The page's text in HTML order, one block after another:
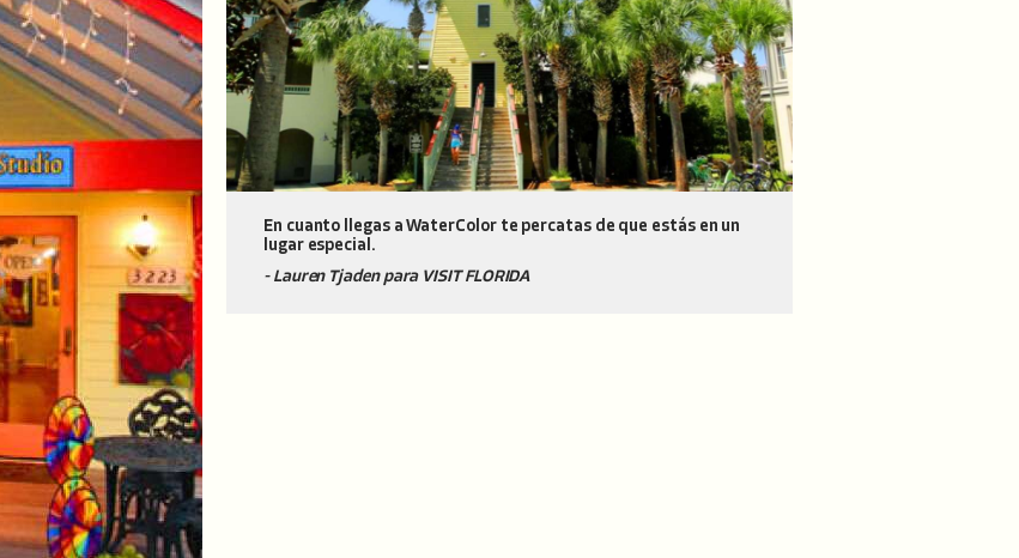
En cuanto llegas a WaterColor te percatas de que estás en un
lugar especial.
- Lauren Tjaden para VISIT FLORIDA